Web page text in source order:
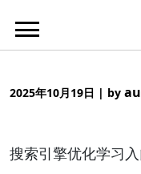
2025年10月19日 | by
搜索引擎优化学习